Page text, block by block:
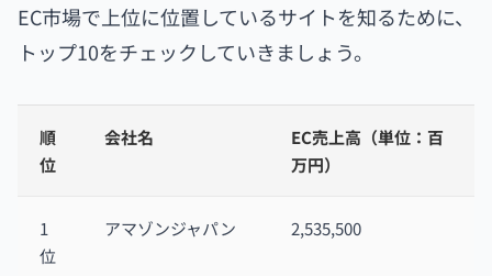
EC市場で上位に位置しているサイトを知るために、
トップ10をチェックしていきましょう。
順
位
会社名
EC売上高（単位：百
万円）
1
位
アマゾンジャパン 2,535,500